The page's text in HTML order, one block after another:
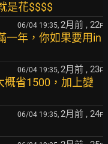
是花$$$$
06/04 19:35, 2月前 , 22F
一年，你如果要用in
06/04 19:35, 2月前 , 23F
概省1500，加上變
06/04 19:35, 2月前 , 24F